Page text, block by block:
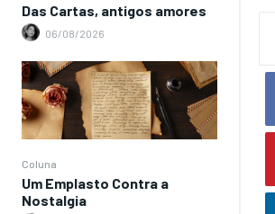
Das Cartas, antigos amores
06/08/2026
Coluna
Um Emplasto Contra a
Nostalgia